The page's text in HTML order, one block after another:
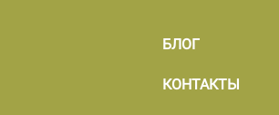
БЛОГ
КОНТАКТЫ